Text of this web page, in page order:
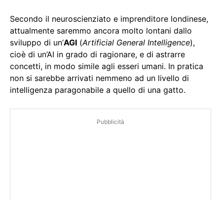
Secondo il neuroscienziato e imprenditore londinese,
attualmente saremmo ancora molto lontani dallo
sviluppo di un’AGI (Artificial General Intelligence),
cioè di un’AI in grado di ragionare, e di astrarre
concetti, in modo simile agli esseri umani. In pratica
non si sarebbe arrivati nemmeno ad un livello di
intelligenza paragonabile a quello di una gatto.
Pubblicità